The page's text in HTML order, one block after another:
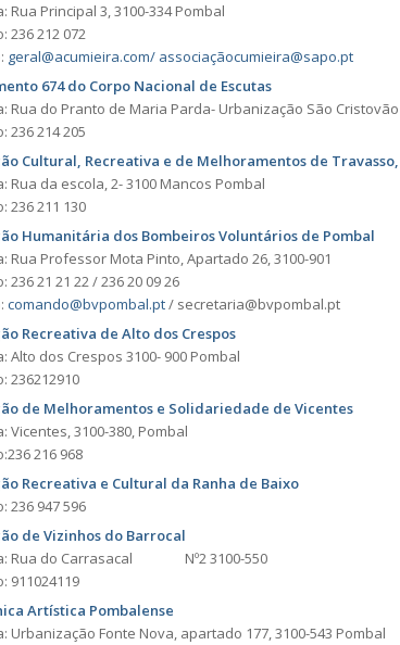
Rua Principal 3, 3100-334 Pombal
236 212 072
geral@acumieira.com/ associaçãocumieira@sapo.pt
674 do Corpo Nacional de Escutas
Rua do Pranto de Maria Parda- Urbanização São
236 214 205
Cultural, Recreativa e de Melhoramentos de
Rua da escola, 2- 3100 Mancos Pombal
236 211 130
Humanitária dos Bombeiros Voluntários de Pombal
Rua Professor Mota Pinto, Apartado 26, 3100-901
236 21 21 22 / 236 20 09 26
comando@bvpombal.pt/ secretaria@bvpombal.pt
Recreativa de Alto dos Crespos
Alto dos Crespos 3100- 900 Pombal
236212910
de Melhoramentos e Solidariedade de Vicentes
Vicentes, 3100-380, Pombal
216 968
Recreativa e Cultural da Ranha de Baixo
236 947 596
de Vizinhos do Barrocal
Rua do Carrasacal Nº2 3100-550
911024119
Artística Pombalense
Urbanização Fonte Nova, apartado 177, 3100-543 Pombal